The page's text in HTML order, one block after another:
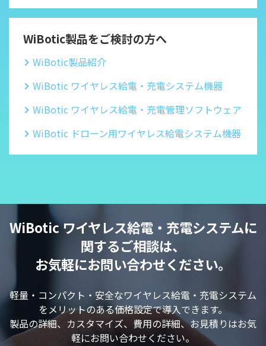
WiBotic製品をご検討の方へ
WiBotic製品紹介
WiBotic ワイヤレス給電・充電システム機器
WiBotic ワイヤレス給電・充電管理ソフトウェア
WiBotic ドローン用ワイヤレス給電システム機器
WiBotic ワイヤレス給電・充電システムに
関するご相談は、
お気軽にお問い合わせください。
軽量・コンパクト・安全なワイヤレス給電・充電システム
をメリットのある価格設定で導入できます。
製品の詳細、カスタマイズ、費用の詳細、お見積りはお気
軽にお問い合わせください。